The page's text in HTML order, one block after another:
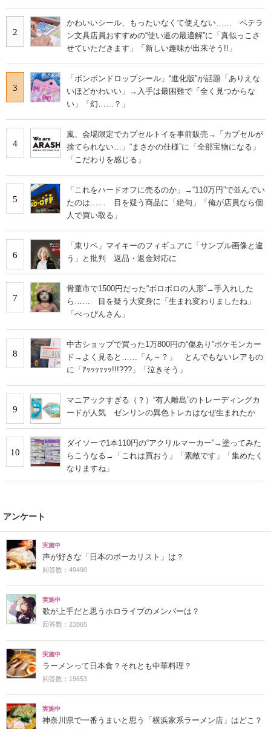
2
かわいいシール、もったいなくて使えない…… ベテラ
ン文具店員おすすめの“使い道の最適解”に「真似っこさ
せていただきます」「新しい趣味が出来そう!!」
3
「ボンボンドロップシール」“進化版”が話題「ありえな
いほどかわいい」→入手は最困難で「全く見つからな
い」「幻……？」
4
嵐、会場限定でカプセルトイを事前販売→「カプセルが
捨てられない…」“まさかの仕様”に「全部宝物になる」
「こだわりを感じる」
5
「これをハードオフに売るのか」→“110万円”で並んでい
たのは…… 目を疑う商品に「絶句」「俺が店員なら個
人で買い取る」
6
「東リベ」マイキーのフィギュアに「サンプル画像と違
う」と批判 返品・返金対応に
7
骨董市で1500円だった“ボロボロの人形”→手入れした
ら…… 目を疑う大変身に「生まれ変わりましたね」
「べっぴんさん」
8
中古ショップで買った1万800円の“傷あり”ポケモンカー
ド→よく見ると……「ん～？」 とんでもないレアもの
に「ｱｯｯｯｯｯｯ!!!???」「泣きそう」
9
マニアックすぎる（？）“有人離島”のトレーディングカ
ードが人気 ゼンリンの異色トレカはなぜ生まれたか
10
ダイソーで1本110円の“アクリルマーカー”→塗ってみた
らこうなる→「これは買おう」「素敵です」「集めたく
なりますね」
アンケート
実施中
声が好きな「日本のボーカリスト」は？
回答数：49490
実施中
歌が上手だと思うホロライブのメンバーは？
回答数：23865
実施中
ラーメンって日本食？それとも中華料理？
回答数：19653
実施中
神奈川県で一番うまいと思う「横浜家系ラーメン店」はどこ？